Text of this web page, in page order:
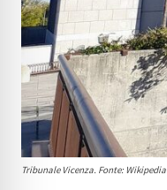
Tribunale Vicenza. Fonte: Wikipedia